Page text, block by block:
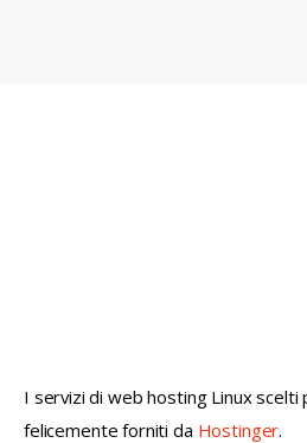
I servizi di web hosting Linux
felicemente forniti da Hostinger.